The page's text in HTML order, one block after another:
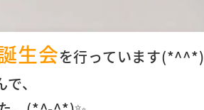
生会を行っています(*^^*)
、